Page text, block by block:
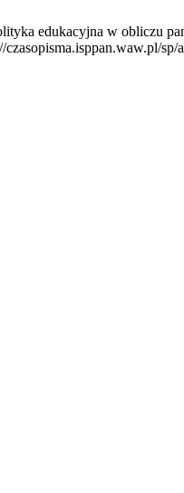
edukacyjna w obliczu